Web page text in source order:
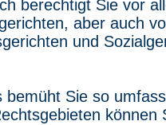
berechtigt Sie vor
aber auch
und
bemüht Sie so